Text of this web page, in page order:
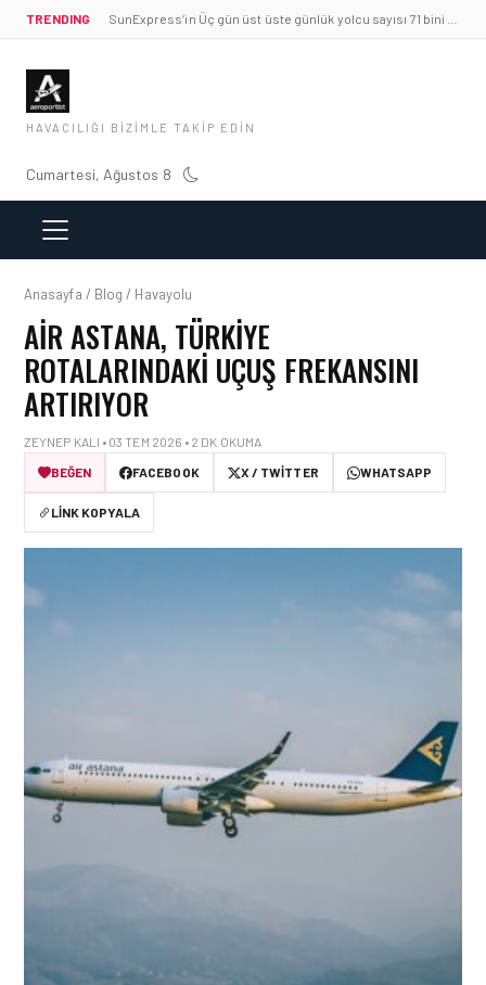
TRENDING
HAVACILIĞI BIZIMLE TAKIP EDIN
Cumartesi, Ağustos 8
Anasayfa / Blog / Havayolu
AIR ASTANA, TÜRKIYE
ROTALARINDAKI UÇUŞ FREKANSINI
ARTIRIYOR
ZEYNEP KALI • 03 TEM 2026 • 2 DK OKUMA
BEĞEN
FACEBOOK X / TWITTER WHATSAPP
LINK KOPYALA